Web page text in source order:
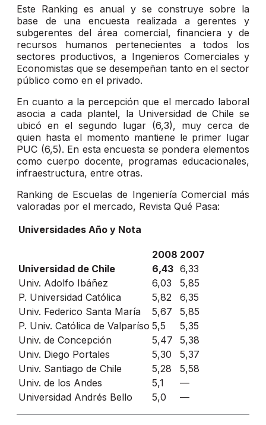
Este Ranking es anual y se construye sobre la
base de una encuesta realizada a gerentes y
subgerentes del área comercial, financiera y de
recursos humanos pertenecientes a todos los
sectores productivos, a Ingenieros Comerciales y
Economistas que se desempeñan tanto en el sector
público como en el privado.
En cuanto a la percepción que el mercado laboral
asocia a cada plantel, la Universidad de Chile se
ubicó en el segundo lugar (6,3), muy cerca de
quien hasta el momento mantiene le primer lugar
PUC (6,5). En esta encuesta se pondera elementos
como cuerpo docente, programas educacionales,
infraestructura, entre otras.
Ranking de Escuelas de Ingeniería Comercial más
valoradas por el mercado, Revista Qué Pasa:
Universidades Año y Nota
2008 2007
Universidad de Chile
6,43 6,33
Univ. Adolfo Ibáñez
6,03
5,85
P. Universidad Católica
5,82
6,35
Univ. Federico Santa María
5,67
5,85
P. Univ. Católica de Valparíso 5,5
5,35
Univ. de Concepción
5,47
5,38
Univ. Diego Portales
5,30
5,37
Univ. Santiago de Chile
5,28
5,58
Univ. de los Andes
5,1
—
Universidad Andrés Bello
5,0 —